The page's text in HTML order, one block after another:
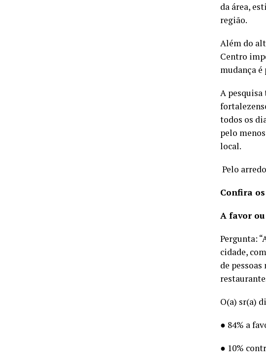
da área,
região.
Além do
Centro
mudança
A pesquisa
todos os
pelo
local.
Pelo
Confira
A favor
Pergunta:
cidade,
de
O(a) sr(a)
● 84% a
● 10%